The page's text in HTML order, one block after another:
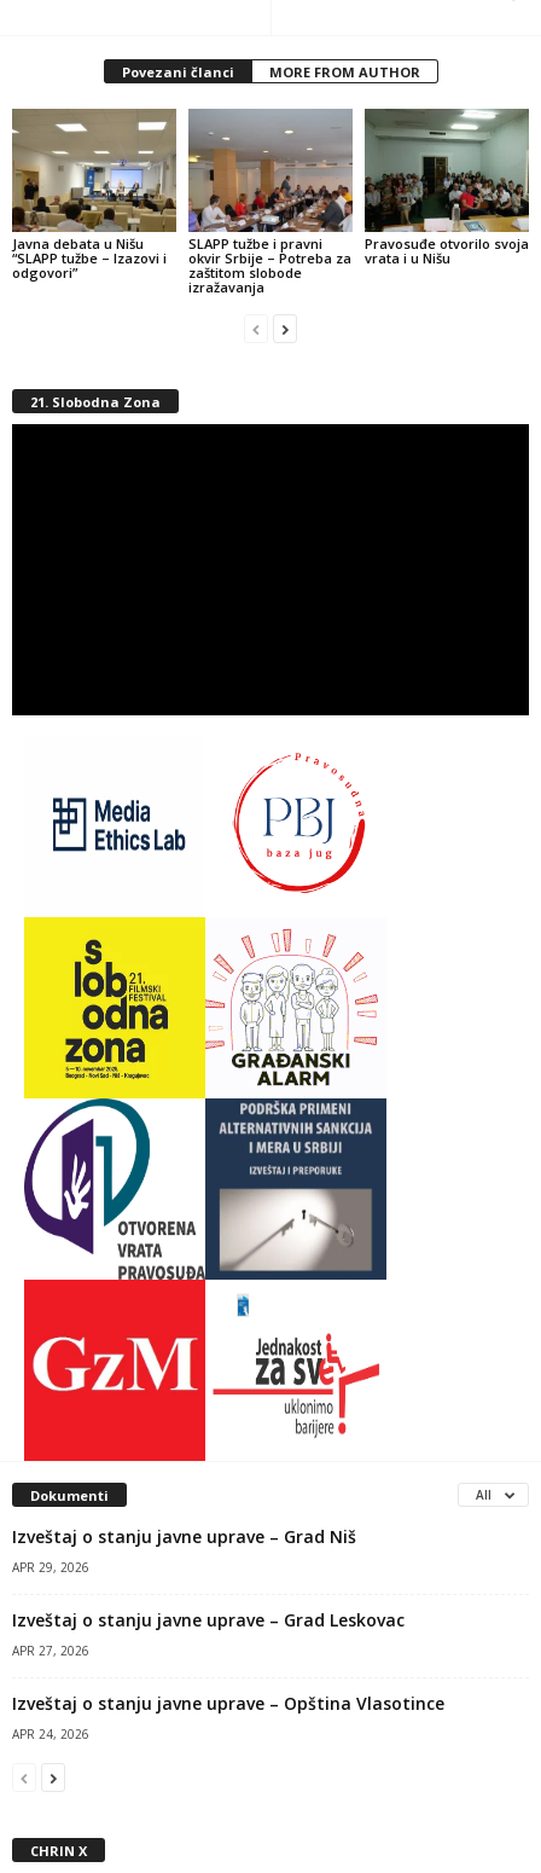
Povezani članci MORE FROM AUTHOR
Javna debata u Nišu
“SLAPP tužbe – Izazovi i
odgovori”
SLAPP tužbe i pravni
okvir Srbije – Potreba za
zaštitom slobode
izražavanja
Pravosuđe otvorilo svoja
vrata i u Nišu
21. Slobodna Zona
Dokumenti All
Izveštaj o stanju javne uprave – Grad Niš
APR 29, 2026
Izveštaj o stanju javne uprave – Grad Leskovac
APR 27, 2026
Izveštaj o stanju javne uprave – Opština Vlasotince
APR 24, 2026
CHRIN X